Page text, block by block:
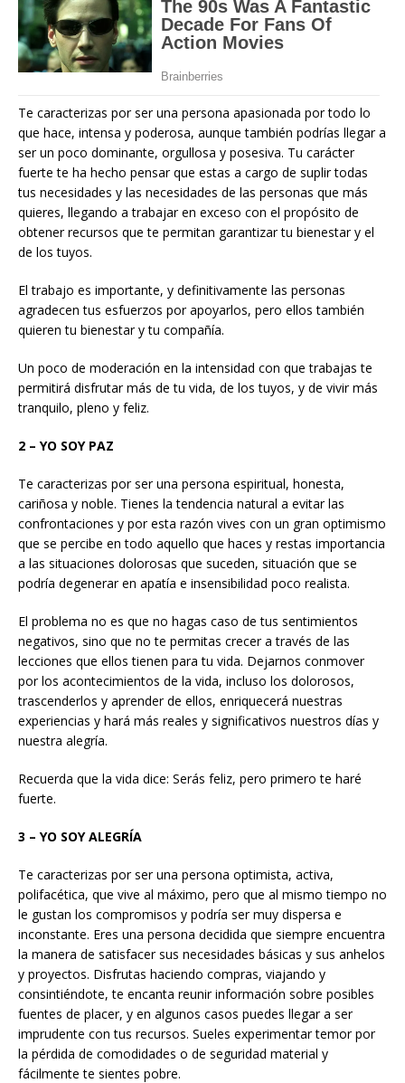
Te caracterizas por ser una persona apasionada por todo lo
que hace, intensa y poderosa, aunque también podrías llegar a
ser un poco dominante, orgullosa y posesiva. Tu carácter
fuerte te ha hecho pensar que estas a cargo de suplir todas
tus necesidades y las necesidades de las personas que más
quieres, llegando a trabajar en exceso con el propósito de
obtener recursos que te permitan garantizar tu bienestar y el
de los tuyos.
El trabajo es importante, y definitivamente las personas
agradecen tus esfuerzos por apoyarlos, pero ellos también
quieren tu bienestar y tu compañía.
Un poco de moderación en la intensidad con que trabajas te
permitirá disfrutar más de tu vida, de los tuyos, y de vivir más
tranquilo, pleno y feliz.
2 – YO SOY PAZ
Te caracterizas por ser una persona espiritual, honesta,
cariñosa y noble. Tienes la tendencia natural a evitar las
confrontaciones y por esta razón vives con un gran optimismo
que se percibe en todo aquello que haces y restas importancia
a las situaciones dolorosas que suceden, situación que se
podría degenerar en apatía e insensibilidad poco realista.
El problema no es que no hagas caso de tus sentimientos
negativos, sino que no te permitas crecer a través de las
lecciones que ellos tienen para tu vida. Dejarnos conmover
por los acontecimientos de la vida, incluso los dolorosos,
trascenderlos y aprender de ellos, enriquecerá nuestras
experiencias y hará más reales y significativos nuestros días y
nuestra alegría.
Recuerda que la vida dice: Serás feliz, pero primero te haré
fuerte.
3 – YO SOY ALEGRÍA
Te caracterizas por ser una persona optimista, activa,
polifacética, que vive al máximo, pero que al mismo tiempo no
le gustan los compromisos y podría ser muy dispersa e
inconstante. Eres una persona decidida que siempre encuentra
la manera de satisfacer sus necesidades básicas y sus anhelos
y proyectos. Disfrutas haciendo compras, viajando y
consintiéndote, te encanta reunir información sobre posibles
fuentes de placer, y en algunos casos puedes llegar a ser
imprudente con tus recursos. Sueles experimentar temor por
la pérdida de comodidades o de seguridad material y
fácilmente te sientes pobre.